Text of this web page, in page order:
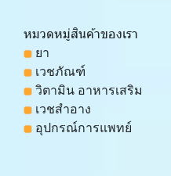
หมวดหมู่สินค้าของเรา
ยา
เวชภัณฑ์
วิตามิน อาหารเสริม
เวชสำอาง
อุปกรณ์การแพทย์